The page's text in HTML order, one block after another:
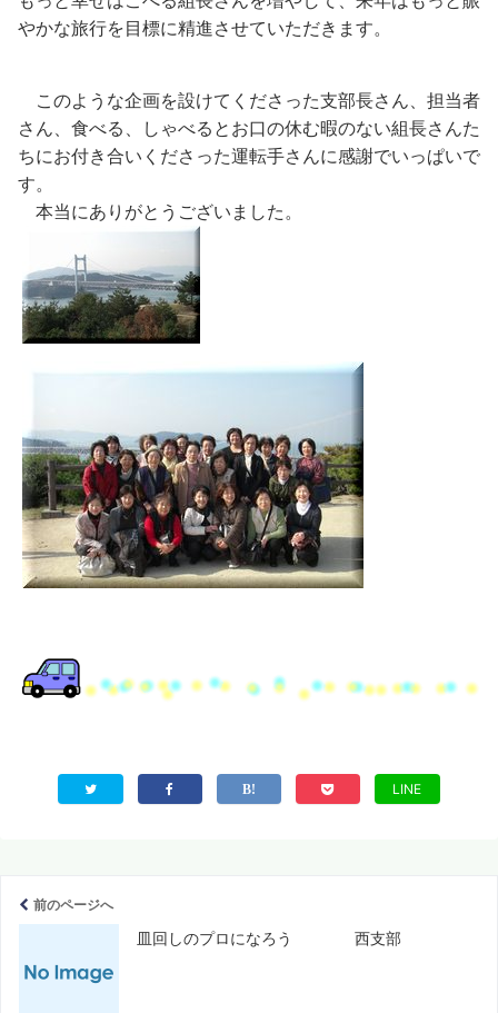
やかな旅行を目標に精進させていただきます。
このような企画を設けてくださった支部長さん、担当者
さん、食べる、しゃべるとお口の休む暇のない組長さんた
ちにお付き合いくださった運転手さんに感謝でいっぱいで
す。
本当にありがとうございました。
LINE
前のページへ
皿回しのプロになろう 西支部